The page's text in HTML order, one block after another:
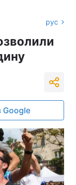
рус
Google